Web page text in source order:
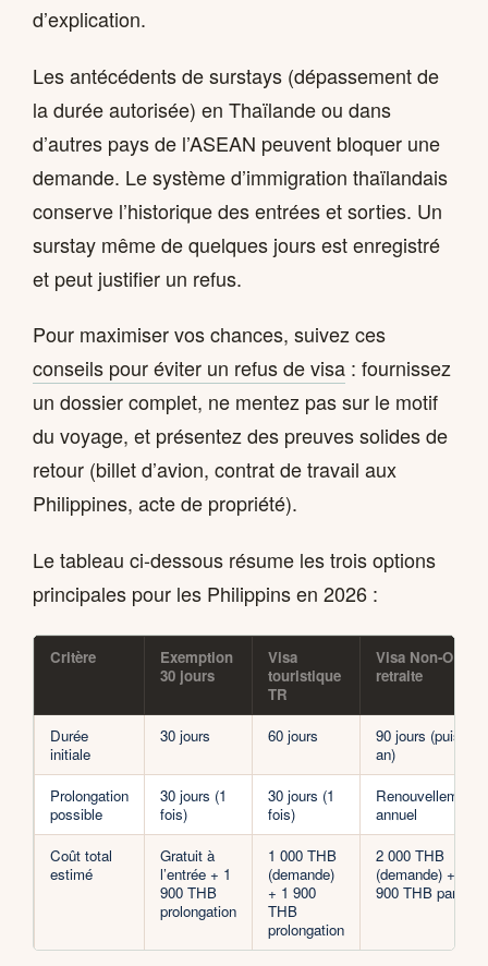
d’explication.
Les antécédents de surstays (dépassement de
la durée autorisée) en Thaïlande ou dans
d’autres pays de l’ASEAN peuvent bloquer une
demande. Le système d’immigration thaïlandais
conserve l’historique des entrées et sorties. Un
surstay même de quelques jours est enregistré
et peut justifier un refus.
Pour maximiser vos chances, suivez ces
conseils pour éviter un refus de visa : fournissez
un dossier complet, ne mentez pas sur le motif
du voyage, et présentez des preuves solides de
retour (billet d’avion, contrat de travail aux
Philippines, acte de propriété).
Le tableau ci-dessous résume les trois options
principales pour les Philippins en 2026 :
Critère
Exemption
30 jours
Visa
touristique
TR
Visa Non-O
retraite
Durée
initiale
30 jours 60 jours
90 jours (puis 1
an)
Prolongation
possible
30 jours (1
fois)
30 jours (1
fois)
Renouvellement
annuel
Coût total
estimé
Gratuit à
l’entrée + 1
900 THB
prolongation
1 000 THB
(demande)
+ 1 900
THB
prolongation
2 000 THB
(demande) + 1
900 THB par an